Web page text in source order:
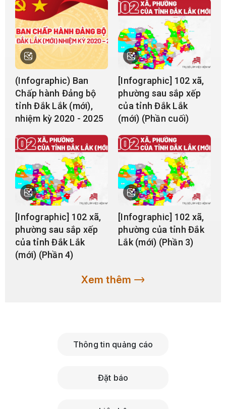
thời thành lập tổ chức đảng, chính quyền và
Mặt trận Tổ quốc tại các đơn vị mới.
(Infographic) Ban
Chấp hành Đảng bộ
tỉnh Đắk Lắk (mới),
nhiệm kỳ 2020 - 2025
[Infographic] 102 xã,
phường sau sắp xếp
của tỉnh Đắk Lắk
(mới) (Phần cuối)
[Infographic] 102 xã,
phường sau sắp xếp
của tỉnh Đắk Lắk
(mới) (Phần 4)
[Infographic] 102 xã,
phường của tỉnh Đắk
Lắk (mới) (Phần 3)
Xem thêm
Thông tin quảng cáo
Đặt báo